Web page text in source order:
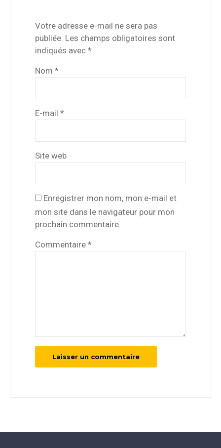
Votre adresse e-mail ne sera pas
publiée. Les champs obligatoires sont
indiqués avec *
Nom *
E-mail *
Site web
Enregistrer mon nom, mon e-mail et
mon site dans le navigateur pour mon
prochain commentaire.
Commentaire *